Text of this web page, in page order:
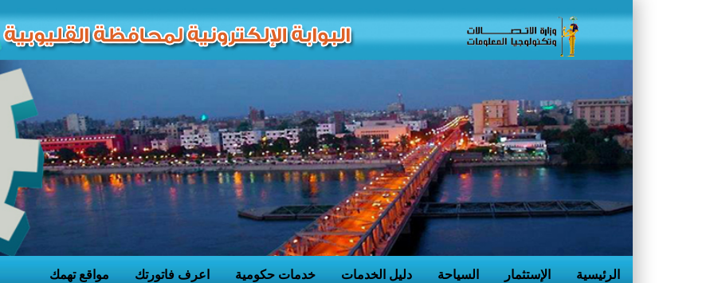
الرئيسية الإستثمار السياحة دليل الخدمات خدمات حكومية اعرف فاتورتك مواقع تهمك